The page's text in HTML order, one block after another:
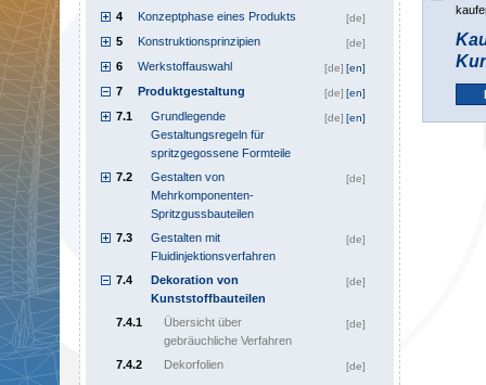
4 Konzeptphase eines Produkts [de]
5 Konstruktionsprinzipien [de]
6 Werkstoffauswahl [en]
[de]
7 Produktgestaltung [en]
[de]
7.1
Grundlegende
Gestaltungsregeln für
spritzgegossene Formteile
[en]
[de]
7.2
Gestalten von
Mehrkomponenten-
Spritzgussbauteilen
[de]
7.3
Gestalten mit
Fluidinjektionsverfahren
[de]
7.4
Dekoration von
Kunststoffbauteilen
[de]
7.4.1
Übersicht über
gebräuchliche Verfahren
[de]
7.4.2 Dekorfolien [de]